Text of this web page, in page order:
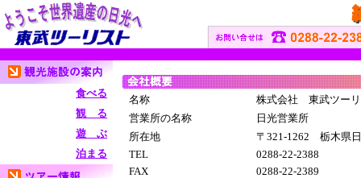
食べる
観 る
遊 ぶ
泊まる
名称
株式会社 東武ツー
営業所の名称
日光営業所
所在地
〒321-1262 栃木県
TEL
0288-22-2388
FAX
0288-22-2389